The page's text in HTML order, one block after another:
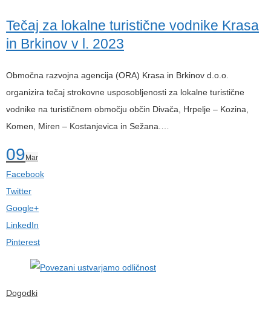
Tečaj za lokalne turistične vodnike Krasa
in Brkinov v l. 2023
Območna razvojna agencija (ORA) Krasa in Brkinov d.o.o.
organizira tečaj strokovne usposobljenosti za lokalne turistične
vodnike na turističnem območju občin Divača, Hrpelje – Kozina,
Komen, Miren – Kostanjevica in Sežana.…
09 Mar
Facebook
Twitter
Google+
LinkedIn
Pinterest
Dogodki